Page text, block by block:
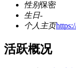
性别保密
生日-
个人主页
活跃概况